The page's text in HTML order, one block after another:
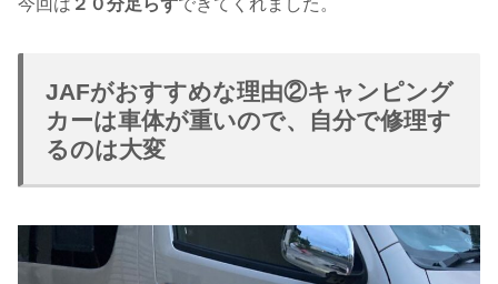
今回は ２０分足らずできてくれました。
JAFがおすすめな理由②キャンピング
カーは車体が重いので、自分で修理す
るのは大変